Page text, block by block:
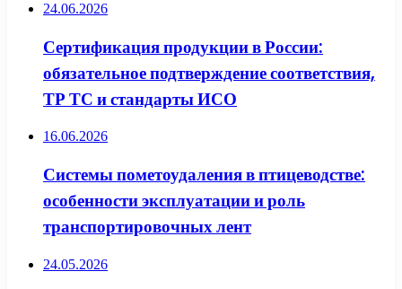
24.06.2026
Сертификация продукции в России:
обязательное подтверждение соответствия,
ТР ТС и стандарты ИСО
16.06.2026
Системы пометоудаления в птицеводстве:
особенности эксплуатации и роль
транспортировочных лент
24.05.2026